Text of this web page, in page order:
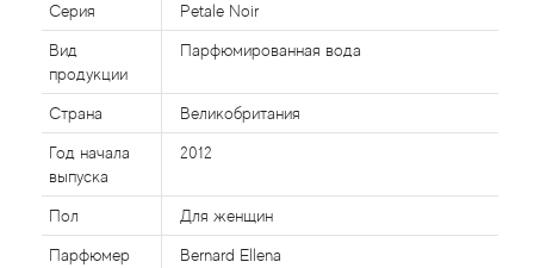
Серия Petale Noir
Вид
продукции
Парфюмированная вода
Страна Великобритания
Год начала
выпуска
2012
Пол Для женщин
Парфюмер Bernard Ellena
Al Jazeera
Alaia Paris
Alexander McQueen
Alexandre Barthet